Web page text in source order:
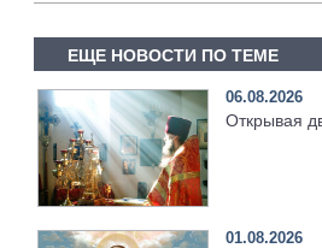
ЕЩЕ НОВОСТИ ПО ТЕМЕ
06.08.2026
Открывая
01.08.2026